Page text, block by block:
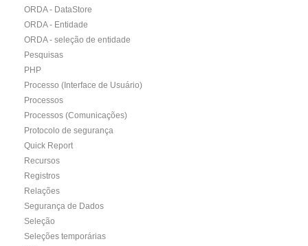
ORDA - DataStore
ORDA - Entidade
ORDA - seleção de entidade
Pesquisas
PHP
Processo (Interface de Usuário)
Processos
Processos (Comunicações)
Protocolo de segurança
Quick Report
Recursos
Registros
Relações
Segurança de Dados
Seleção
Seleções temporárias